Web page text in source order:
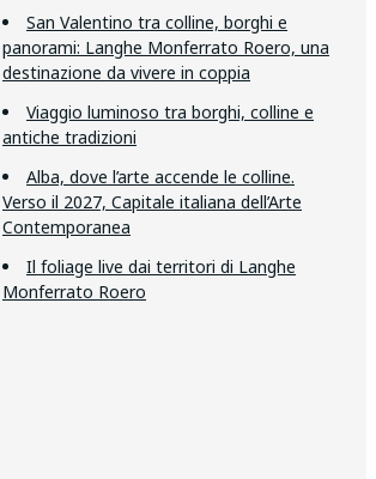
San Valentino tra colline, borghi e
panorami: Langhe Monferrato Roero, una
destinazione da vivere in coppia
Viaggio luminoso tra borghi, colline e
antiche tradizioni
Alba, dove l’arte accende le colline.
Verso il 2027, Capitale italiana dell’Arte
Contemporanea
Il foliage live dai territori di Langhe
Monferrato Roero